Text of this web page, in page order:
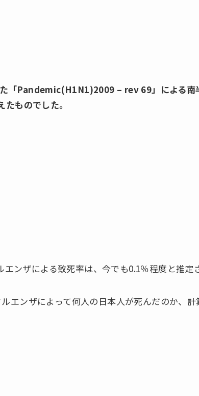
「Pandemic(H1N1)2009 – rev 69」による南
ものでした。
ンザによる致死率は、今でも0.1％程度と推定
エンザによって何人の日本人が死んだのか、計